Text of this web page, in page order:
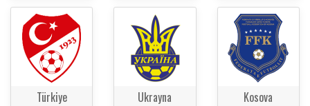
Türkiye Ukrayna Kosova